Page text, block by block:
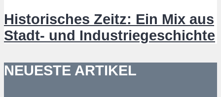
Historisches Zeitz: Ein Mix aus
Stadt- und Industriegeschichte
NEUESTE ARTIKEL